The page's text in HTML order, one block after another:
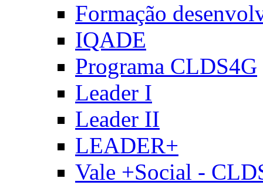
Formação
IQADE
Programa CLDS4G
Leader I
Leader II
LEADER+
Vale +Social -